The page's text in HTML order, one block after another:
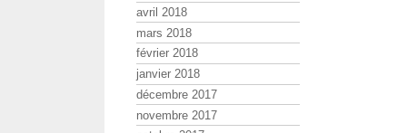
avril 2018
mars 2018
février 2018
janvier 2018
décembre 2017
novembre 2017